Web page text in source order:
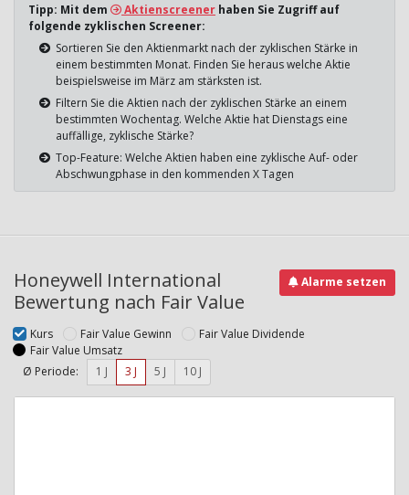
Tipp: Mit dem Aktienscreener haben Sie Zugriff auf
folgende zyklischen Screener:
Sortieren Sie den Aktienmarkt nach der zyklischen Stärke in
einem bestimmten Monat. Finden Sie heraus welche Aktie
beispielsweise im März am stärksten ist.
Filtern Sie die Aktien nach der zyklischen Stärke an einem
bestimmten Wochentag. Welche Aktie hat Dienstags eine
auffällige, zyklische Stärke?
Top-Feature: Welche Aktien haben eine zyklische Auf- oder
Abschwungphase in den kommenden X Tagen
Honeywell International
Bewertung nach Fair Value
Alarme setzen
Kurs Fair Value Gewinn
Fair Value Dividende
Fair Value Umsatz
Ø Periode:
1 J 3 J 5 J 10 J